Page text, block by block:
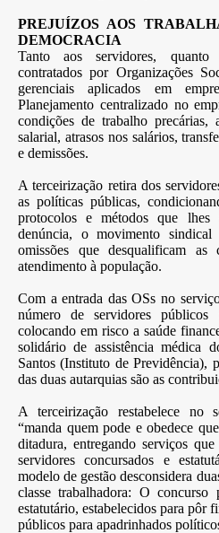
PREJUÍZOS AOS
DEMOCRACIA
Tanto aos servidores, quanto
contratados por Organizações
gerenciais aplicados em
Planejamento centralizado no
condições de trabalho precárias,
salarial, atrasos nos salários,
e demissões.
A terceirização retira dos
as políticas públicas,
protocolos e métodos que lhes
denúncia, o movimento
omissões que desqualificam
atendimento à população.
Com a entrada das OSs no
número de servidores
colocando em risco a saúde
solidário de assistência médica
Santos (Instituto de Previdência),
das duas autarquias são as
A terceirização restabelece no
“manda quem pode e obedece
ditadura, entregando serviços
servidores concursados e
modelo de gestão desconsidera
classe trabalhadora: O
estatutário, estabelecidos para pôr
públicos para apadrinhados